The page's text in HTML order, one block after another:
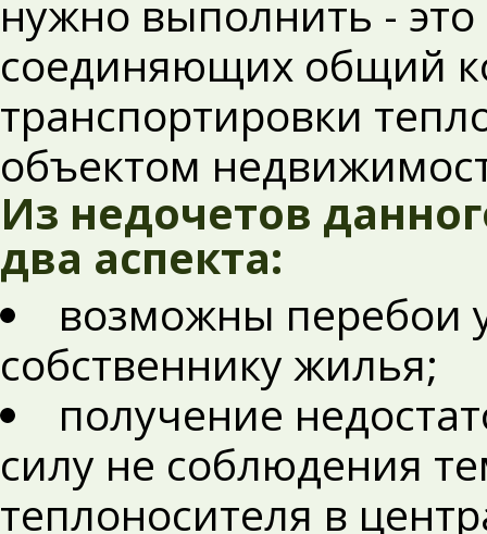
нужно выполнить -
соединяющих общий
транспортировки
объектом
Из недочетов
два аспекта:
возможны перебои
собственнику жилья;
получение
силу не соблюдения
теплоносителя в